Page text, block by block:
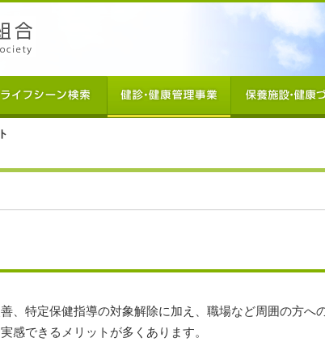
、特定保健指導の対象解除に加え、職場など周囲の方へ
感できるメリットが多くあります。